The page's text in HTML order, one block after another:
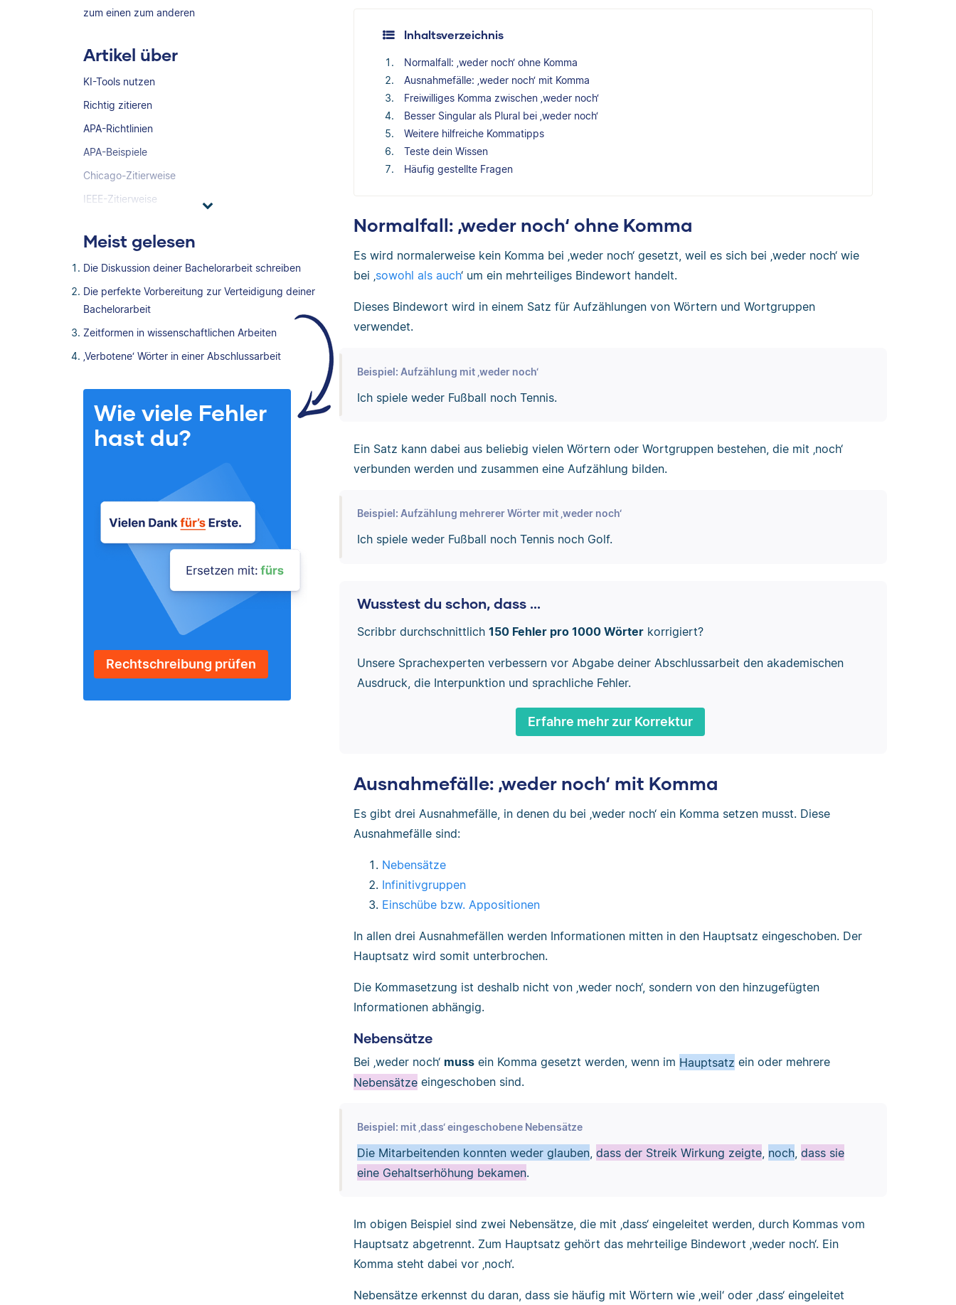
zum einen zum anderen
Artikel über
KI-Tools nutzen
Richtig zitieren
APA-Richtlinien
APA-Beispiele
Chicago-Zitierweise
IEEE-Zitierweise
Meist gelesen
Die Diskussion deiner Bachelorarbeit schreiben
Die perfekte Vorbereitung zur Verteidigung deiner
Bachelorarbeit
Zeitformen in wissenschaftlichen Arbeiten
‚Verbotene‘ Wörter in einer Abschlussarbeit
Wie viele Fehler
hast du?
Rechtschreibung prüfen
Inhaltsverzeichnis
Normalfall: ‚weder noch‘ ohne Komma
Ausnahmefälle: ‚weder noch‘ mit Komma
Freiwilliges Komma zwischen ‚weder noch‘
Besser Singular als Plural bei ‚weder noch‘
Weitere hilfreiche Kommatipps
Teste dein Wissen
Häufig gestellte Fragen
Normalfall: ‚weder noch‘ ohne Komma
Es wird normalerweise kein Komma bei ‚weder noch‘ gesetzt, weil es sich bei ‚weder noch‘ wie
bei ‚sowohl als auch‘ um ein mehrteiliges Bindewort handelt.
Dieses Bindewort wird in einem Satz für Aufzählungen von Wörtern und Wortgruppen
verwendet.
Beispiel: Aufzählung mit ‚weder noch‘
Ich spiele weder Fußball noch Tennis.
Ein Satz kann dabei aus beliebig vielen Wörtern oder Wortgruppen bestehen, die mit ‚noch‘
verbunden werden und zusammen eine Aufzählung bilden.
Beispiel: Aufzählung mehrerer Wörter mit ‚weder noch‘
Ich spiele weder Fußball noch Tennis noch Golf.
Wusstest du schon, dass ...
Scribbr durchschnittlich 150 Fehler pro 1000 Wörterkorrigiert?
Unsere Sprachexperten verbessern vor Abgabe deiner Abschlussarbeit den akademischen
Ausdruck, die Interpunktion und sprachliche Fehler.
Erfahre mehr zur Korrektur
Ausnahmefälle: ‚weder noch‘ mit Komma
Es gibt drei Ausnahmefälle, in denen du bei ‚weder noch‘ ein Komma setzen musst. Diese
Ausnahmefälle sind:
Nebensätze
Infinitivgruppen
Einschübe bzw. Appositionen
In allen drei Ausnahmefällen werden Informationen mitten in den Hauptsatz eingeschoben. Der
Hauptsatz wird somit unterbrochen.
Die Kommasetzung ist deshalb nicht von ‚weder noch‘, sondern von den hinzugefügten
Informationen abhängig.
Nebensätze
Bei ‚weder noch‘ muss ein Komma gesetzt werden, wenn im Hauptsatz ein oder mehrere
Nebensätze eingeschoben sind.
Beispiel: mit ‚dass‘ eingeschobene Nebensätze
Die Mitarbeitenden konnten weder glauben, dass der Streik Wirkung zeigte, noch, dass sie
eine Gehaltserhöhung bekamen.
Im obigen Beispiel sind zwei Nebensätze, die mit ‚dass‘ eingeleitet werden, durch Kommas vom
Hauptsatz abgetrennt. Zum Hauptsatz gehört das mehrteilige Bindewort ‚weder noch‘. Ein
Komma steht dabei vor ‚noch‘.
Nebensätze erkennst du daran, dass sie häufig mit Wörtern wie ‚weil‘ oder ‚dass‘ eingeleitet